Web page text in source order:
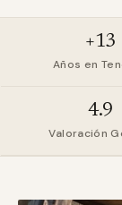
+13
Años en
4.9
Valoración